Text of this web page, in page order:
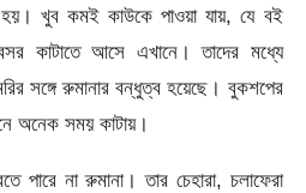
খুব কমই কাউকে পাওয়া যায়, যে বই
কাটাতে আসে এখানে। তাদের মধ্যে
সঙ্গে রুমানার বন্ধুত্ব হয়েছে। বুকশপের
অনেক সময় কাটায়।
পারে না রুমানা। তার চেহারা, চলাফেরা